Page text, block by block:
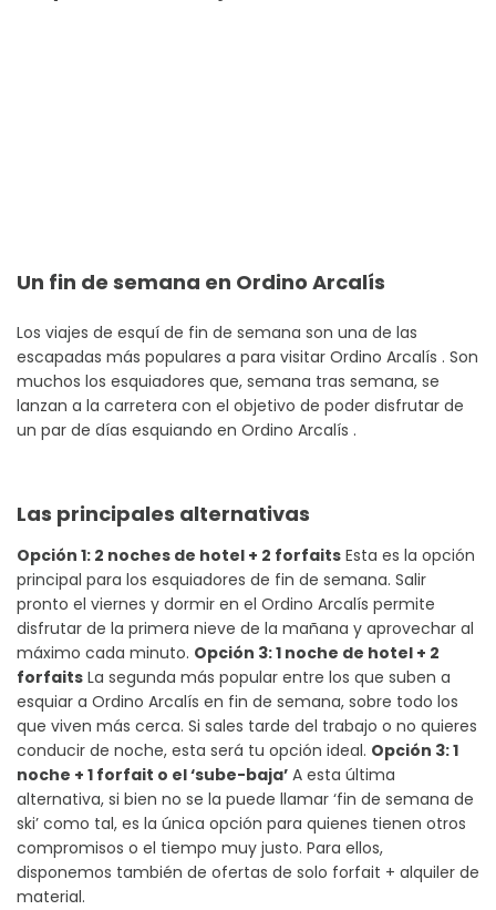
Un fin de semana en Ordino Arcalís
Los viajes de esquí de fin de semana son una de las
escapadas más populares a para visitar Ordino Arcalís . Son
muchos los esquiadores que, semana tras semana, se
lanzan a la carretera con el objetivo de poder disfrutar de
un par de días esquiando en Ordino Arcalís .
Las principales alternativas
Opción 1: 2 noches de hotel + 2 forfaits Esta es la opción
principal para los esquiadores de fin de semana. Salir
pronto el viernes y dormir en el Ordino Arcalís permite
disfrutar de la primera nieve de la mañana y aprovechar al
máximo cada minuto. Opción 3: 1 noche de hotel + 2
forfaits La segunda más popular entre los que suben a
esquiar a Ordino Arcalís en fin de semana, sobre todo los
que viven más cerca. Si sales tarde del trabajo o no quieres
conducir de noche, esta será tu opción ideal. Opción 3: 1
noche + 1 forfait o el ‘sube-baja’ A esta última
alternativa, si bien no se la puede llamar ‘fin de semana de
ski’ como tal, es la única opción para quienes tienen otros
compromisos o el tiempo muy justo. Para ellos,
disponemos también de ofertas de solo forfait + alquiler de
material.